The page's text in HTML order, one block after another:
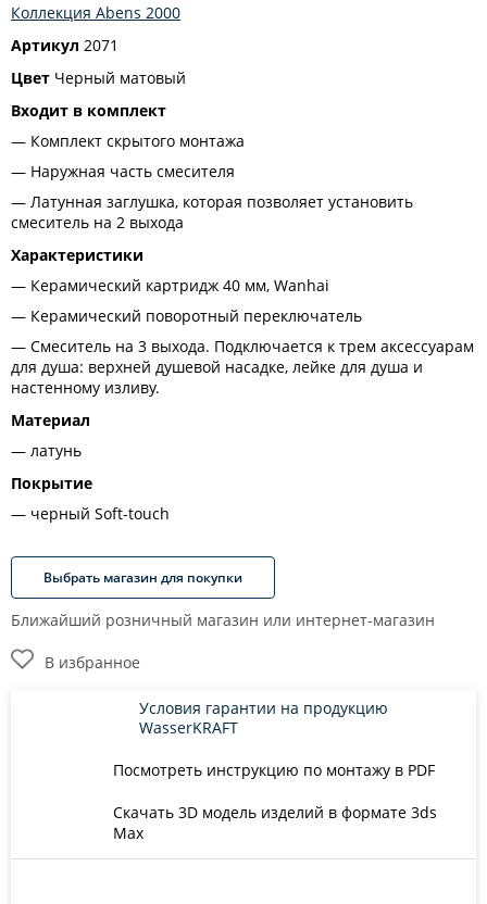
Коллекция Abens 2000
Артикул 2071
Цвет Черный матовый
Входит в комплект
Комплект скрытого монтажа
Наружная часть смесителя
Латунная заглушка, которая позволяет установить
смеситель на 2 выхода
Характеристики
Керамический картридж 40 мм, Wanhai
Керамический поворотный переключатель
Смеситель на 3 выхода. Подключается к трем аксессуарам
для душа: верхней душевой насадке, лейке для душа и
настенному изливу.
Материал
латунь
Покрытие
черный Soft-touch
Выбрать магазин для покупки
Ближайший розничный магазин или интернет-магазин
В избранное
Посмотреть инструкцию по монтажу в PDF
Скачать 3D модель изделий в формате 3ds
Max
Условия гарантии на продукцию
WasserKRAFT